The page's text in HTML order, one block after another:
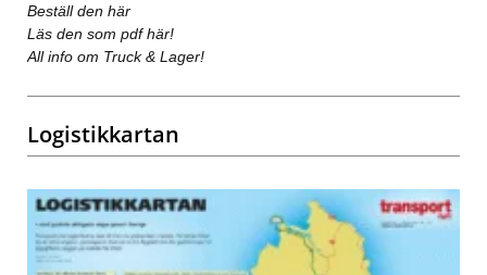
Beställ den här
Läs den som pdf här!
All info om Truck & Lager!
Logistikkartan